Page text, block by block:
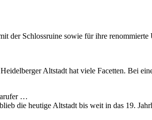
der Schlossruine sowie für ihre renommierte
Altstadt hat viele Facetten. Bei
…
die heutige Altstadt bis weit in das 19.